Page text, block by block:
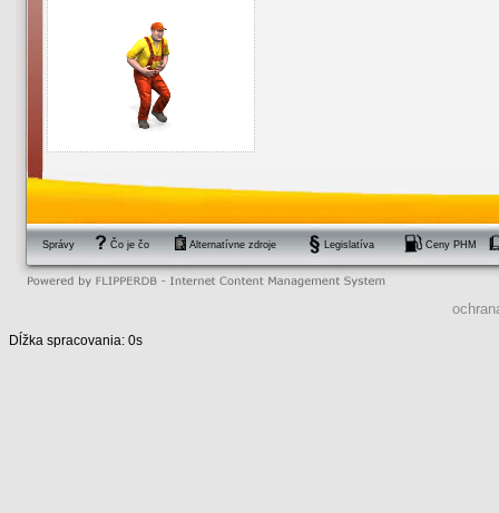
Správy Čo je čo Alternatívne zdroje Legislatíva Ceny PHM
Dĺžka spracovania: 0s